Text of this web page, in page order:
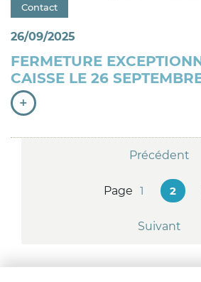
Catégorie : "
Contact
26/09/2025
FERMETURE
CAISSE LE 26
+
Précédent
Page 1 2
Suivant